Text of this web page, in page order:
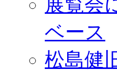
ベース
松島健